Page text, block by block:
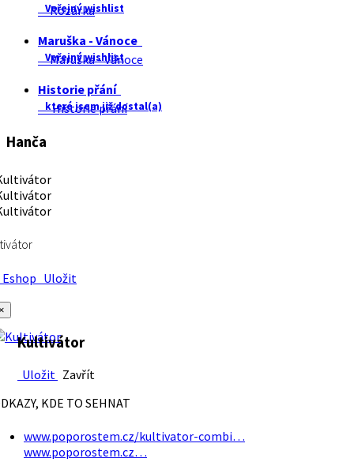
Veřejný wishlist
Rozárka
Maruška - Vánoce
Veřejný wishlist
Maruška - Vánoce
Historie přání
které jsem již dostal(a)
Historie přání
Hanča
Uložit
Kultivátor
Uložit Zavřít
KDE TO SEHNAT
www.poporostem.cz/kultivator-combi…
www.poporostem.cz…